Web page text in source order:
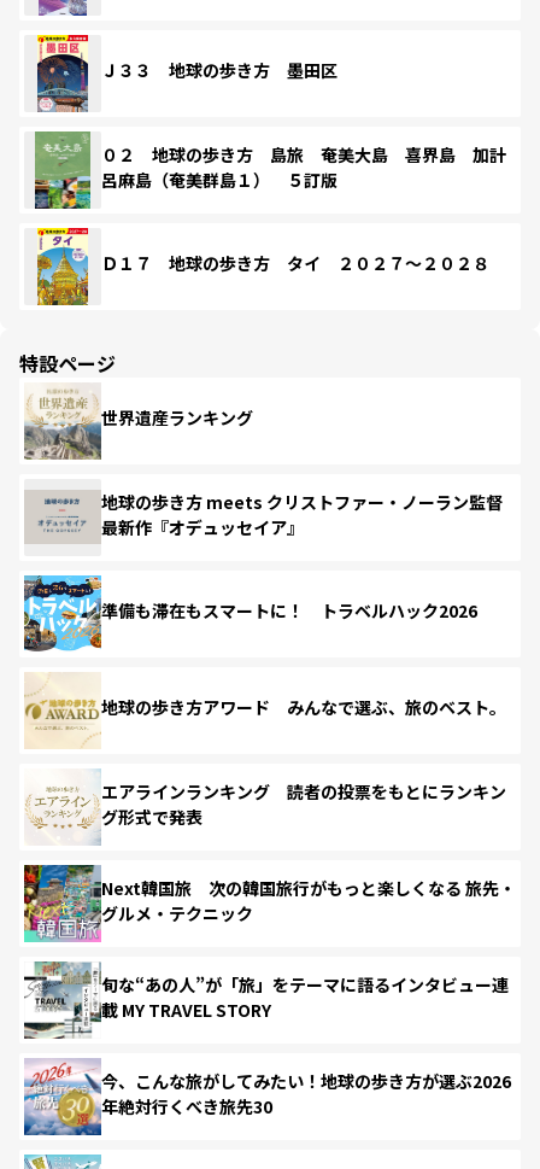
Ｊ３３ 地球の歩き方 墨田区
０２ 地球の歩き方 島旅 奄美大島 喜界島 加計
呂麻島（奄美群島１） ５訂版
Ｄ１７ 地球の歩き方 タイ ２０２７～２０２８
特設ページ
世界遺産ランキング
地球の歩き方 meets クリストファー・ノーラン監督
最新作『オデュッセイア』
準備も滞在もスマートに！ トラベルハック2026
地球の歩き方アワード みんなで選ぶ、旅のベスト。
エアラインランキング 読者の投票をもとにランキン
グ形式で発表
Next韓国旅 次の韓国旅行がもっと楽しくなる 旅先・
グルメ・テクニック
旬な“あの人”が「旅」をテーマに語るインタビュー連
載 MY TRAVEL STORY
今、こんな旅がしてみたい！地球の歩き方が選ぶ2026
年絶対行くべき旅先30